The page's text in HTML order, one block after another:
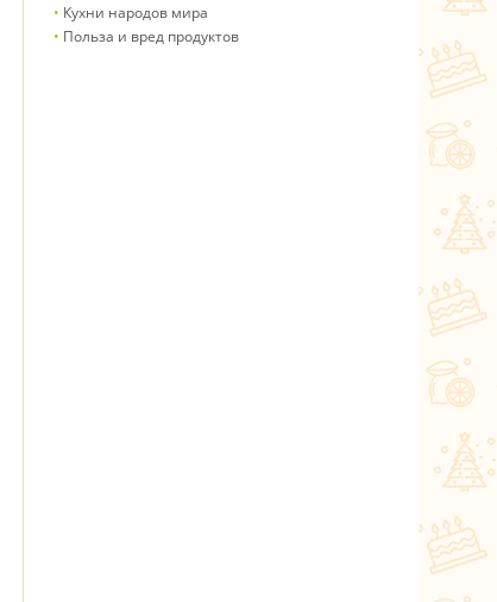
Кухни народов мира
Польза и вред продуктов